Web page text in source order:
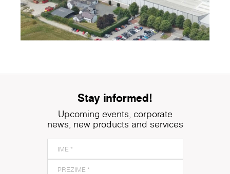
Stay informed!
Upcoming events, corporate
news, new products and services